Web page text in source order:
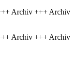
Archiv +++ Archiv
Archiv +++ Archiv